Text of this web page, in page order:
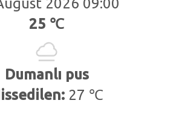
2026 09:00
25 ℃
Dumanlı pus
27 ℃